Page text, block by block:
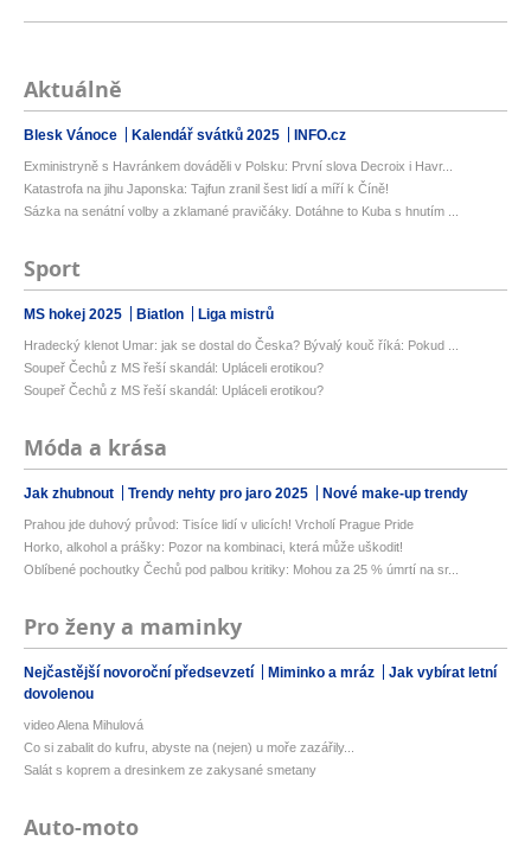
Aktuálně
Blesk Vánoce Kalendář svátků 2025 INFO.cz
Exministryně s Havránkem dováděli v Polsku: První slova Decroix i Havr...
Katastrofa na jihu Japonska: Tajfun zranil šest lidí a míří k Číně!
Sázka na senátní volby a zklamané pravičáky. Dotáhne to Kuba s hnutím ...
Sport
MS hokej 2025 Biatlon Liga mistrů
Hradecký klenot Umar: jak se dostal do Česka? Bývalý kouč říká: Pokud ...
Soupeř Čechů z MS řeší skandál: Upláceli erotikou?
Soupeř Čechů z MS řeší skandál: Upláceli erotikou?
Móda a krása
Jak zhubnout Trendy nehty pro jaro 2025 Nové make-up trendy
Prahou jde duhový průvod: Tisíce lidí v ulicích! Vrcholí Prague Pride
Horko, alkohol a prášky: Pozor na kombinaci, která může uškodit!
Oblíbené pochoutky Čechů pod palbou kritiky: Mohou za 25 % úmrtí na sr...
Pro ženy a maminky
Nejčastější novoroční předsevzetí Miminko a mráz
Jak vybírat letní
dovolenou
video Alena Mihulová
Co si zabalit do kufru, abyste na (nejen) u moře zazářily...
Salát s koprem a dresinkem ze zakysané smetany
Auto-moto